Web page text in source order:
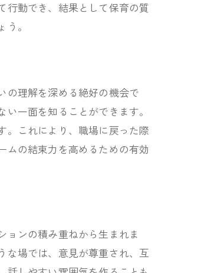
行動でき、結果として保育の質
。
の理解を深める絶好の機会で
一面を知ることができます。
。これにより、職場に戻った際
ムの結束力を高めるための有効
ョンの積み重ねから生まれま
な場では、意見が尊重され、互